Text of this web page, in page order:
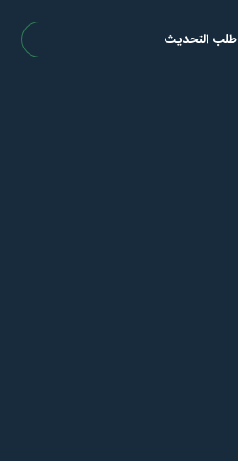
طلب التحديث